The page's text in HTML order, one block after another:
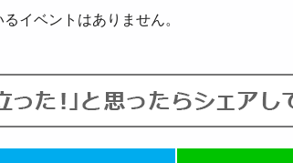
イベントはありません。